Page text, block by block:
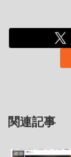
関連記事
政治